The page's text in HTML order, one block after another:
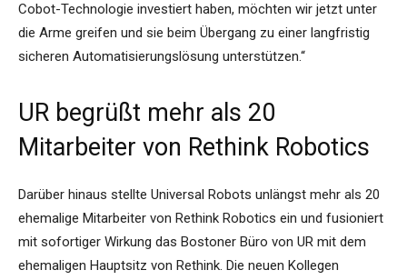
Cobot-Technologie investiert haben, möchten wir jetzt unter
die Arme greifen und sie beim Übergang zu einer langfristig
sicheren Automatisierungslösung unterstützen.“
UR begrüßt mehr als 20
Mitarbeiter von Rethink Robotics
Darüber hinaus stellte Universal Robots unlängst mehr als 20
ehemalige Mitarbeiter von Rethink Robotics ein und fusioniert
mit sofortiger Wirkung das Bostoner Büro von UR mit dem
ehemaligen Hauptsitz von Rethink. Die neuen Kollegen